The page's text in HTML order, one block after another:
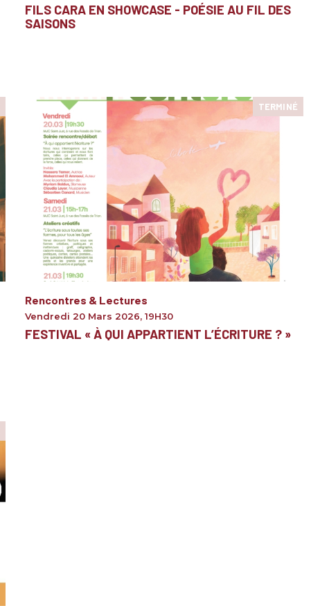
FILS CARA EN SHOWCASE - POÉSIE AU FIL DES
SAISONS
TERMINÉ
Rencontres & Lectures
Vendredi 20 Mars 2026, 19H30
FESTIVAL « À QUI APPARTIENT L’ÉCRITURE ? »